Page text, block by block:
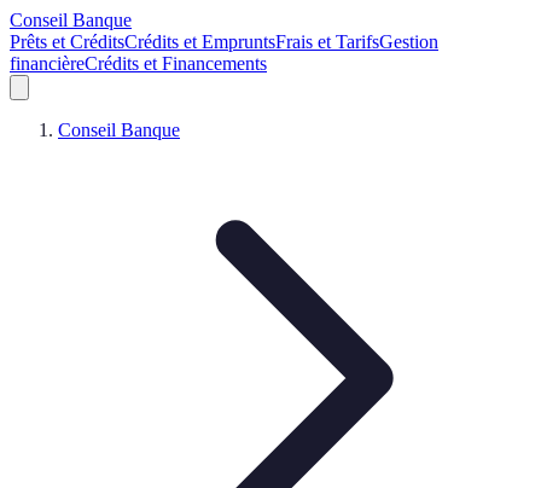
Conseil Banque
Prêts et CréditsCrédits et EmpruntsFrais et TarifsGestion
financièreCrédits et Financements
Conseil Banque